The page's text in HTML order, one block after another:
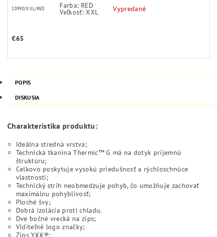
20990/XXL/RED Farba: RED
Veľkosť: XXL Vypredané
€65
POPIS
DISKUSIA
Charakteristika produktu:
Ideálna stredná vrstva;
Technická tkanina Thermic™ G má na dotyk príjemnú
štruktúru;
Celkovo poskytuje vysokú priedušnosť a rýchloschnúce
vlastnosti;
Technický strih neobmedzuje pohyb, čo umožňuje zachovať
maximálnu pohyblivosť;
Ploché švy;
Dobrá izolácia proti chladu.
Dve bočné vrecká na zips;
Viditeľné logo značky;
Zips YKK®;